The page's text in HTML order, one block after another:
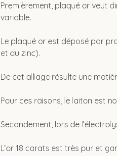
Premièrement, plaqué or veut
variable.
Le plaqué or est déposé par
et du zinc).
De cet alliage résulte une
Pour ces raisons, le laiton est
Secondement, lors de
L’or 18 carats est très pur et